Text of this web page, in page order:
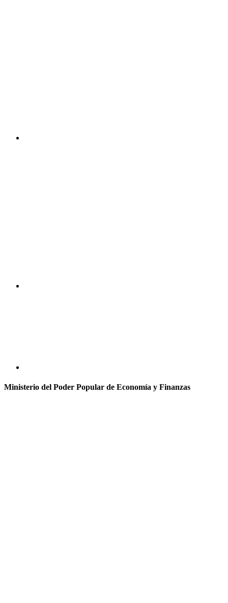
Ministerio del Poder Popular de Economía y Finanzas